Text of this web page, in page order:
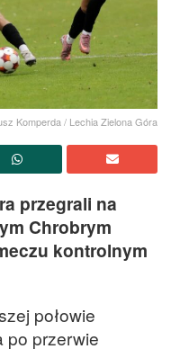
Komperda / Lechia Zielona Góra
przegrali na
Chrobrym
kontrolnym
połowie
po przerwie